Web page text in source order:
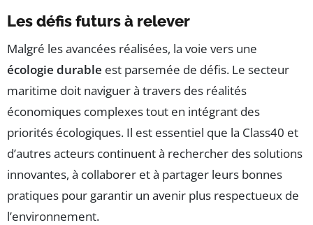
Les défis futurs à relever
Malgré les avancées réalisées, la voie vers une
écologie durable est parsemée de défis. Le secteur
maritime doit naviguer à travers des réalités
économiques complexes tout en intégrant des
priorités écologiques. Il est essentiel que la Class40 et
d’autres acteurs continuent à rechercher des solutions
innovantes, à collaborer et à partager leurs bonnes
pratiques pour garantir un avenir plus respectueux de
l’environnement.